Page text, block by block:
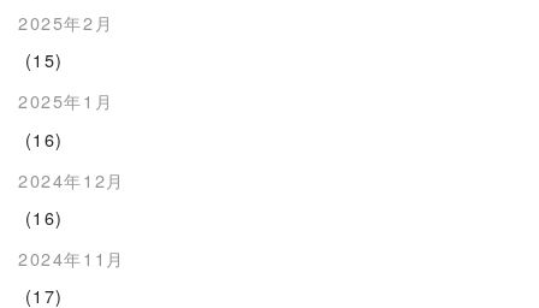
2025年2月
(15)
2025年1月
(16)
2024年12月
(16)
2024年11月
(17)